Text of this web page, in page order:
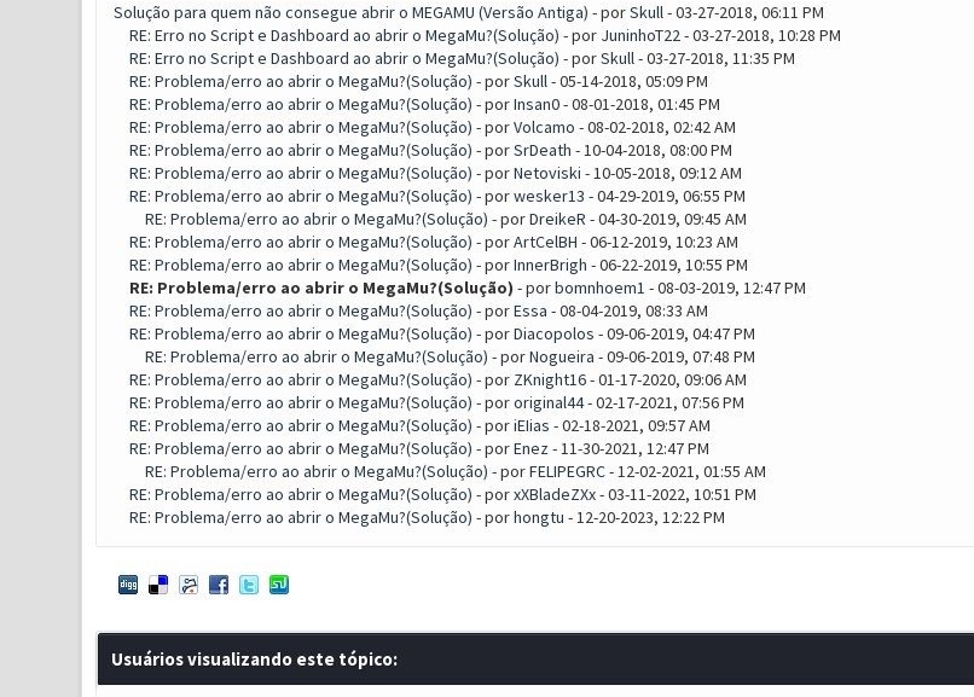
Solução para quem não consegue abrir o MEGAMU (Versão Antiga) - porSkull- 03-27-2018, 06:11 PM
RE: Erro no Script e Dashboard ao abrir o MegaMu?(Solução) - por JuninhoT22- 03-27-2018, 10:28 PM
RE: Erro no Script e Dashboard ao abrir o MegaMu?(Solução) - porSkull- 03-27-2018, 11:35 PM
RE: Problema/erro ao abrir o MegaMu?(Solução) - porSkull- 05-14-2018, 05:09 PM
RE: Problema/erro ao abrir o MegaMu?(Solução) - porInsan0- 08-01-2018, 01:45 PM
RE: Problema/erro ao abrir o MegaMu?(Solução) - porVolcamo - 08-02-2018, 02:42 AM
RE: Problema/erro ao abrir o MegaMu?(Solução) - porSrDeath - 10-04-2018, 08:00 PM
RE: Problema/erro ao abrir o MegaMu?(Solução) - porNetoviski - 10-05-2018, 09:12 AM
RE: Problema/erro ao abrir o MegaMu?(Solução) - porwesker13 - 04-29-2019, 06:55 PM
RE: Problema/erro ao abrir o MegaMu?(Solução) - porDreikeR - 04-30-2019, 09:45 AM
RE: Problema/erro ao abrir o MegaMu?(Solução) - porArtCelBH - 06-12-2019, 10:23 AM
RE: Problema/erro ao abrir o MegaMu?(Solução) - porInnerBrigh - 06-22-2019, 10:55 PM
RE: Problema/erro ao abrir o MegaMu?(Solução) - porbomnhoem1 - 08-03-2019, 12:47 PM
RE: Problema/erro ao abrir o MegaMu?(Solução) - porEssa - 08-04-2019, 08:33 AM
RE: Problema/erro ao abrir o MegaMu?(Solução) - porDiacopolos - 09-06-2019, 04:47 PM
RE: Problema/erro ao abrir o MegaMu?(Solução) - porNogueira - 09-06-2019, 07:48 PM
RE: Problema/erro ao abrir o MegaMu?(Solução) - por ZKnight16- 01-17-2020, 09:06 AM
RE: Problema/erro ao abrir o MegaMu?(Solução) - pororiginal44- 02-17-2021, 07:56 PM
RE: Problema/erro ao abrir o MegaMu?(Solução) - poriEIias - 02-18-2021, 09:57 AM
RE: Problema/erro ao abrir o MegaMu?(Solução) - porEnez- 11-30-2021, 12:47 PM
RE: Problema/erro ao abrir o MegaMu?(Solução) - porFELIPEGRC- 12-02-2021, 01:55 AM
RE: Problema/erro ao abrir o MegaMu?(Solução) - porxXBladeZXx- 03-11-2022, 10:51 PM
RE: Problema/erro ao abrir o MegaMu?(Solução) - porhongtu - 12-20-2023, 12:22 PM
Usuários visualizando este tópico: